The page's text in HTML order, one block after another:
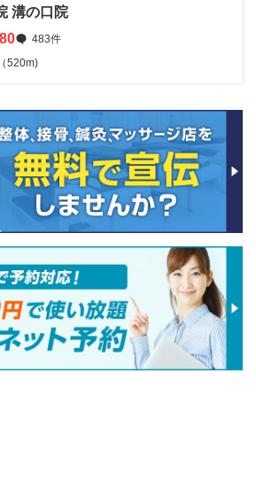
溝の口院
483件
520m)